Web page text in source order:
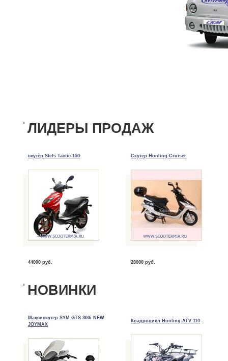
ЛИДЕРЫ ПРОДАЖ
скутер Stels Tactic-150
44000 руб.
Скутер Honling Cruiser
28000 руб.
НОВИНКИ
Максискутер SYM GTS 300i NEW
JOYMAX
Квадроцикл Honling ATV 110